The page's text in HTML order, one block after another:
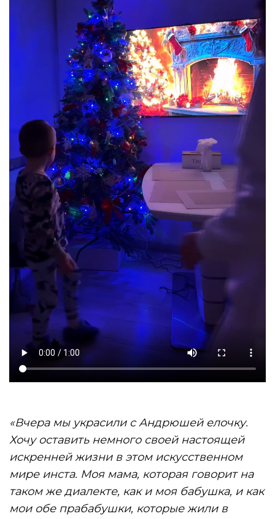
«Вчера мы украсили с Андрюшей елочку.
Хочу оставить немного своей настоящей
искренней жизни в этом искусственном
мире инста. Моя мама, которая говорит на
таком же диалекте, как и моя бабушка, и как
мои обе прабабушки, которые жили в